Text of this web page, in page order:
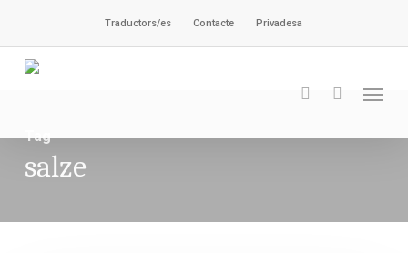
contingut
Traductors/es Contacte Privadesa
cerca
Tag
salze